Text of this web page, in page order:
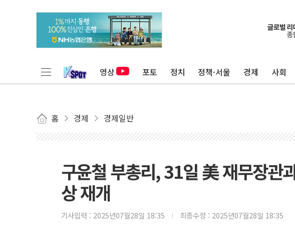
영상 포토 정치 정책·서울 경제 사회
홈 경제 경제일반
구윤철 부총리, 31일 美 재무장
상 재개
기사입력 : 2025년07월28일 18:35 최종수정 : 2025년07월28일 18:35